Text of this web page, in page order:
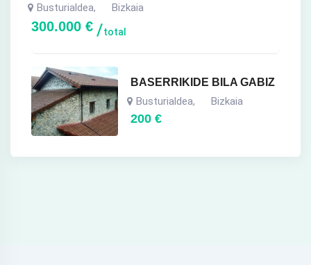
Busturialdea, Bizkaia
300.000 € total
BASERRIKIDE BILA GABIZ
Busturialdea, Bizkaia
200€